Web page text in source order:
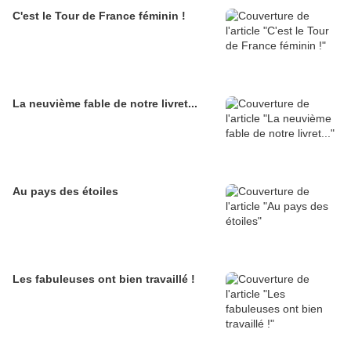
C'est le Tour de France féminin !
La neuvième fable de notre livret...
Au pays des étoiles
Les fabuleuses ont bien travaillé !